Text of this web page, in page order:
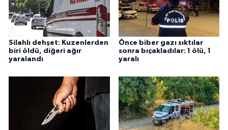
Silahlı dehşet: Kuzenlerden
biri öldü, diğeri ağır
yaralandı
Önce biber gazı sıktılar
sonra bıçakladılar: 1 ölü, 1
yaralı